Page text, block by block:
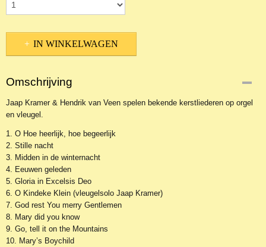
IN WINKELWAGEN
Omschrijving
Jaap Kramer & Hendrik van Veen spelen bekende kerstliederen op orgel
en vleugel.
1. O Hoe heerlijk, hoe begeerlijk
2. Stille nacht
3. Midden in de winternacht
4. Eeuwen geleden
5. Gloria in Excelsis Deo
6. O Kindeke Klein (vleugelsolo Jaap Kramer)
7. God rest You merry Gentlemen
8. Mary did you know
9. Go, tell it on the Mountains
10. Mary’s Boychild